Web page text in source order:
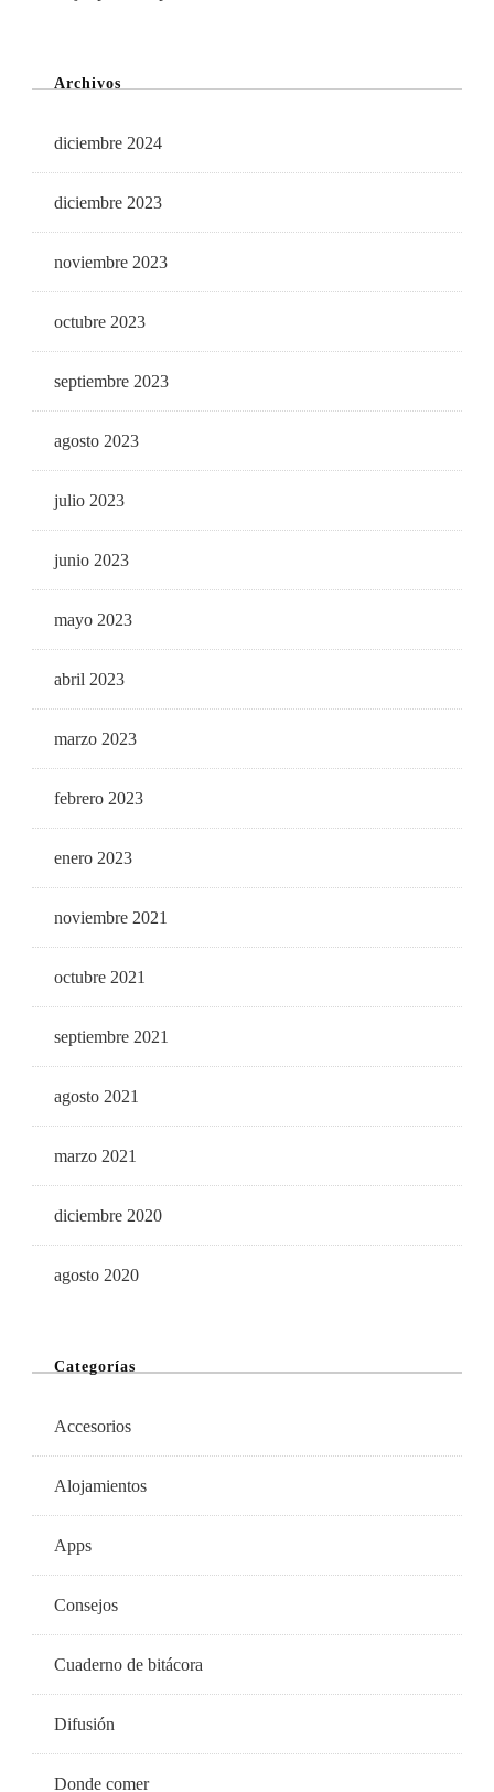
Archivos
diciembre 2024
diciembre 2023
noviembre 2023
octubre 2023
septiembre 2023
agosto 2023
julio 2023
junio 2023
mayo 2023
abril 2023
marzo 2023
febrero 2023
enero 2023
noviembre 2021
octubre 2021
septiembre 2021
agosto 2021
marzo 2021
diciembre 2020
agosto 2020
Categorías
Accesorios
Alojamientos
Apps
Consejos
Cuaderno de bitácora
Difusión
Donde comer